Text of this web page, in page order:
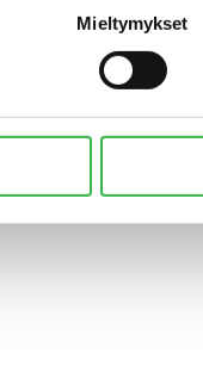
Mieltymykset